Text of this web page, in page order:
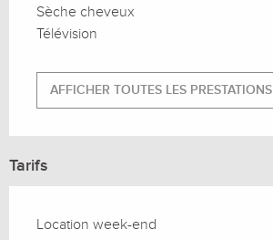
Sèche cheveux
Télévision
AFFICHER TOUTES LES PRESTATIONS
Tarifs
Location week-end